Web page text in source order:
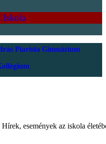
Iskola
Piarista Gimnázium
Hírek, események az iskola